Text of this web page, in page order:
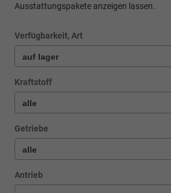
Ausstattungspakete anzeigen lassen.
Verfügbarkeit, Art
Kraftstoff
Getriebe
Antrieb